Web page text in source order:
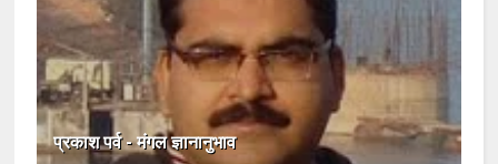
प्रकाश पर्व - मंगल ज्ञानानुभाव